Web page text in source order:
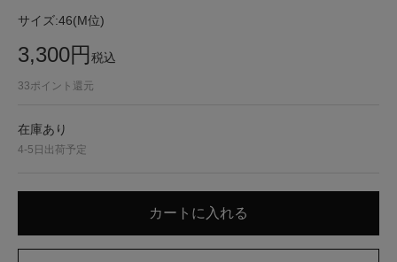
サイズ:46(M位)
3,300円税込
33ポイント還元
在庫あり
4-5日出荷予定